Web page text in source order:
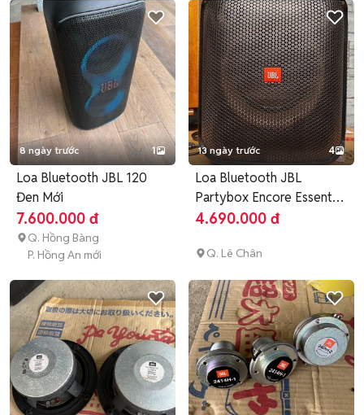
8 ngày trước 1
Loa Bluetooth JBL 120
Đen Mới
7.600.000 đ
Q. Hồng Bàng
P. Hồng An mới
13 ngày trước 4
Loa Bluetooth JBL
Partybox Encore Essential
2
4.690.000 đ
Q. Lê Chân